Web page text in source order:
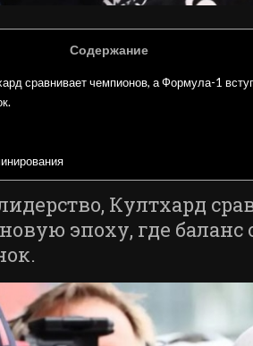
Содержание
сравнивает чемпионов, а Формула-1
Култхард
эпоху, где